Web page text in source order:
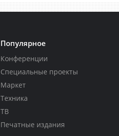
Популярное
Конференции
Специальные проекты
Маркет
Техника
ТВ
Печатные издания